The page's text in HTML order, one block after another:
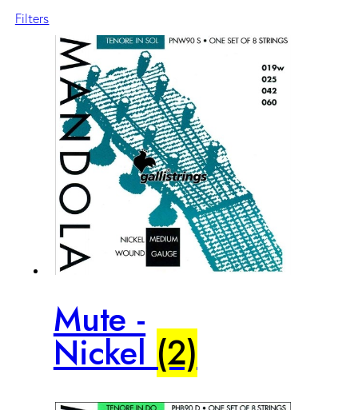
Filters
Mute -
Nickel(2)